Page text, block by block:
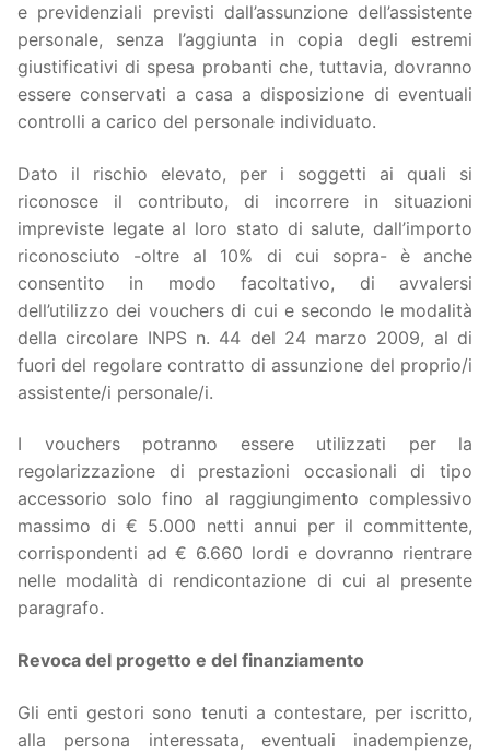
e previdenziali previsti dall’assunzione dell’assistente
personale, senza l’aggiunta in copia degli estremi
giustificativi di spesa probanti che, tuttavia, dovranno
essere conservati a casa a disposizione di eventuali
controlli a carico del personale individuato.
Dato il rischio elevato, per i soggetti ai quali si
riconosce il contributo, di incorrere in situazioni
impreviste legate al loro stato di salute, dall’importo
riconosciuto -oltre al 10% di cui sopra- è anche
consentito in modo facoltativo, di avvalersi
dell’utilizzo dei vouchers di cui e secondo le modalità
della circolare INPS n. 44 del 24 marzo 2009, al di
fuori del regolare contratto di assunzione del proprio/i
assistente/i personale/i.
I vouchers potranno essere utilizzati per la
regolarizzazione di prestazioni occasionali di tipo
accessorio solo fino al raggiungimento complessivo
massimo di € 5.000 netti annui per il committente,
corrispondenti ad € 6.660 lordi e dovranno rientrare
nelle modalità di rendicontazione di cui al presente
paragrafo.
Revoca del progetto e del finanziamento
Gli enti gestori sono tenuti a contestare, per iscritto,
alla persona interessata, eventuali inadempienze,